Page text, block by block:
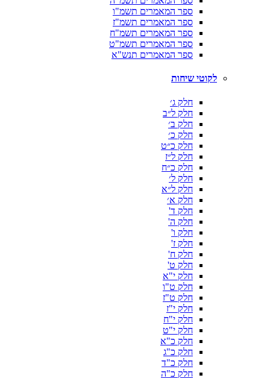
ספר המאמרים תשמ"ו
ספר המאמרים תשמ"ז
ספר המאמרים תשמ"ח
ספר המאמרים תשמ"ט
ספר המאמרים תנש"א
לקוטי שיחות
חלק ג׳
חלק ל״ב
חלק ב׳
חלק כ׳
חלק כ״ט
חלק ל״ז
חלק כ״ח
חלק ל׳
חלק ל״א
חלק א׳
חלק ד'
חלק ה'
חלק ו'
חלק ז'
חלק ח'
חלק ט'
חלק י"א
חלק ט"ו
חלק ט"ז
חלק י"ז
חלק י"ח
חלק י"ט
חלק כ"א
חלק כ"ג
חלק כ"ד
חלק כ"ה